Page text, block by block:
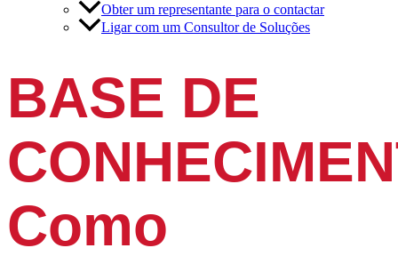
Obter um representante para o contactar
Ligar com um Consultor de Soluções
BASE DE
Como